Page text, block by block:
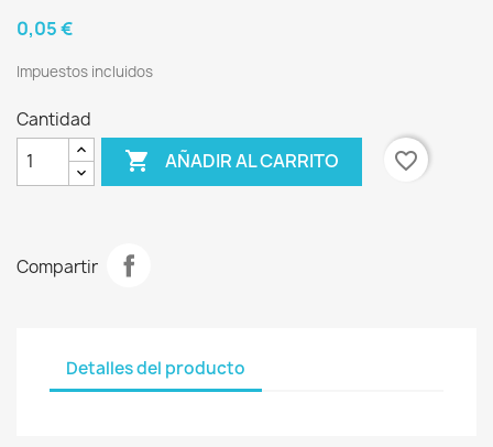
0,05 €
Impuestos incluidos
Cantidad
 AÑADIR AL CARRITO favorite_border
Compartir
Detalles del producto